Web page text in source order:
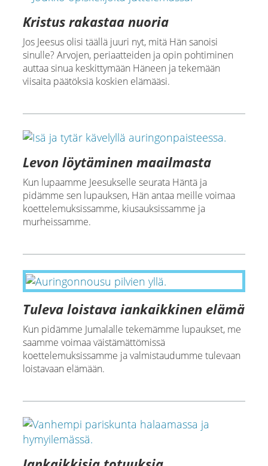
Kristus rakastaa nuoria
Jos Jeesus olisi täällä juuri nyt, mitä Hän sanoisi
sinulle? Arvojen, periaatteiden ja opin pohtiminen
auttaa sinua keskittymään Häneen ja tekemään
viisaita päätöksiä koskien elämääsi.
Levon löytäminen maailmasta
Kun lupaamme Jeesukselle seurata Häntä ja
pidämme sen lupauksen, Hän antaa meille voimaa
koettelemuksissamme, kiusauksissamme ja
murheissamme.
Tuleva loistava iankaikkinen elämä
Kun pidämme Jumalalle tekemämme lupaukset, me
saamme voimaa väistämättömissä
koettelemuksissamme ja valmistaudumme tulevaan
loistavaan elämään.